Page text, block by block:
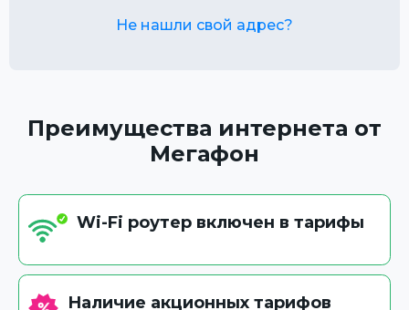
Не нашли свой адрес?
Преимущества интернета от
Мегафон
Wi-Fi роутер включен в тарифы
Наличие акционных тарифов